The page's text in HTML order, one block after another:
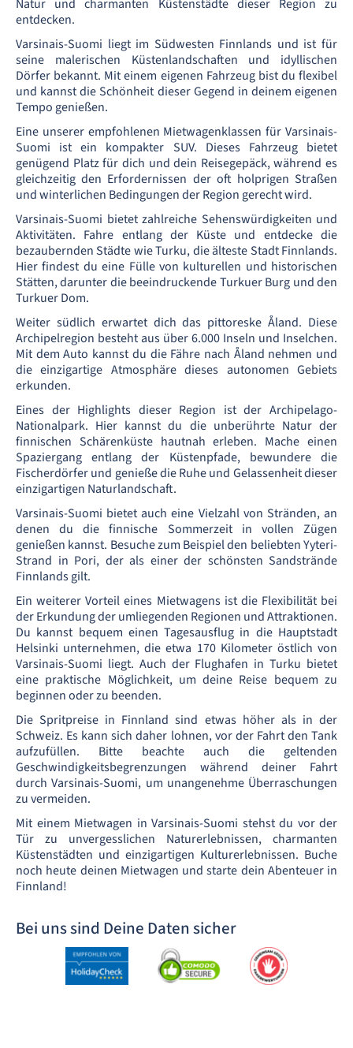
Natur und charmanten Küstenstädte dieser Region zu
entdecken.
Varsinais-Suomi liegt im Südwesten Finnlands und ist für
seine malerischen Küstenlandschaften und idyllischen
Dörfer bekannt. Mit einem eigenen Fahrzeug bist du flexibel
und kannst die Schönheit dieser Gegend in deinem eigenen
Tempo genießen.
Eine unserer empfohlenen Mietwagenklassen für Varsinais-
Suomi ist ein kompakter SUV. Dieses Fahrzeug bietet
genügend Platz für dich und dein Reisegepäck, während es
gleichzeitig den Erfordernissen der oft holprigen Straßen
und winterlichen Bedingungen der Region gerecht wird.
Varsinais-Suomi bietet zahlreiche Sehenswürdigkeiten und
Aktivitäten. Fahre entlang der Küste und entdecke die
bezaubernden Städte wie Turku, die älteste Stadt Finnlands.
Hier findest du eine Fülle von kulturellen und historischen
Stätten, darunter die beeindruckende Turkuer Burg und den
Turkuer Dom.
Weiter südlich erwartet dich das pittoreske Åland. Diese
Archipelregion besteht aus über 6.000 Inseln und Inselchen.
Mit dem Auto kannst du die Fähre nach Åland nehmen und
die einzigartige Atmosphäre dieses autonomen Gebiets
erkunden.
Eines der Highlights dieser Region ist der Archipelago-
Nationalpark. Hier kannst du die unberührte Natur der
finnischen Schärenküste hautnah erleben. Mache einen
Spaziergang entlang der Küstenpfade, bewundere die
Fischerdörfer und genieße die Ruhe und Gelassenheit dieser
einzigartigen Naturlandschaft.
Varsinais-Suomi bietet auch eine Vielzahl von Stränden, an
denen du die finnische Sommerzeit in vollen Zügen
genießen kannst. Besuche zum Beispiel den beliebten Yyteri-
Strand in Pori, der als einer der schönsten Sandstrände
Finnlands gilt.
Ein weiterer Vorteil eines Mietwagens ist die Flexibilität bei
der Erkundung der umliegenden Regionen und Attraktionen.
Du kannst bequem einen Tagesausflug in die Hauptstadt
Helsinki unternehmen, die etwa 170 Kilometer östlich von
Varsinais-Suomi liegt. Auch der Flughafen in Turku bietet
eine praktische Möglichkeit, um deine Reise bequem zu
beginnen oder zu beenden.
Die Spritpreise in Finnland sind etwas höher als in der
Schweiz. Es kann sich daher lohnen, vor der Fahrt den Tank
aufzufüllen. Bitte beachte auch die geltenden
Geschwindigkeitsbegrenzungen während deiner Fahrt
durch Varsinais-Suomi, um unangenehme Überraschungen
zu vermeiden.
Mit einem Mietwagen in Varsinais-Suomi stehst du vor der
Tür zu unvergesslichen Naturerlebnissen, charmanten
Küstenstädten und einzigartigen Kulturerlebnissen. Buche
noch heute deinen Mietwagen und starte dein Abenteuer in
Finnland!
Bei uns sind Deine Daten sicher